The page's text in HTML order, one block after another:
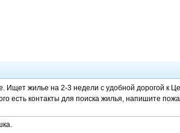
Ищет жилье на 2-3 недели с удобной дорогой к
есть контакты для поиска жилья, напишите